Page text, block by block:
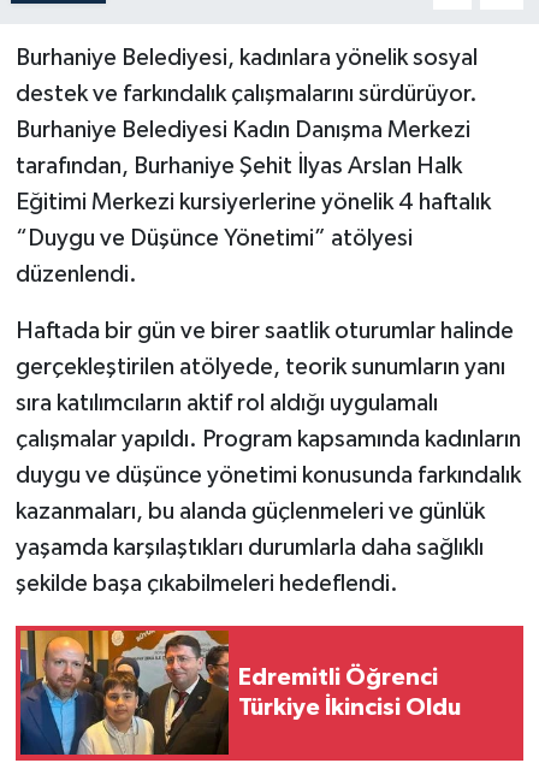
Burhaniye Belediyesi, kadınlara yönelik sosyal
destek ve farkındalık çalışmalarını sürdürüyor.
Burhaniye Belediyesi Kadın Danışma Merkezi
tarafından, Burhaniye Şehit İlyas Arslan Halk
Eğitimi Merkezi kursiyerlerine yönelik 4 haftalık
“Duygu ve Düşünce Yönetimi” atölyesi
düzenlendi.
Haftada bir gün ve birer saatlik oturumlar halinde
gerçekleştirilen atölyede, teorik sunumların yanı
sıra katılımcıların aktif rol aldığı uygulamalı
çalışmalar yapıldı. Program kapsamında kadınların
duygu ve düşünce yönetimi konusunda farkındalık
kazanmaları, bu alanda güçlenmeleri ve günlük
yaşamda karşılaştıkları durumlarla daha sağlıklı
şekilde başa çıkabilmeleri hedeflendi.
Edremitli Öğrenci
Türkiye İkincisi Oldu